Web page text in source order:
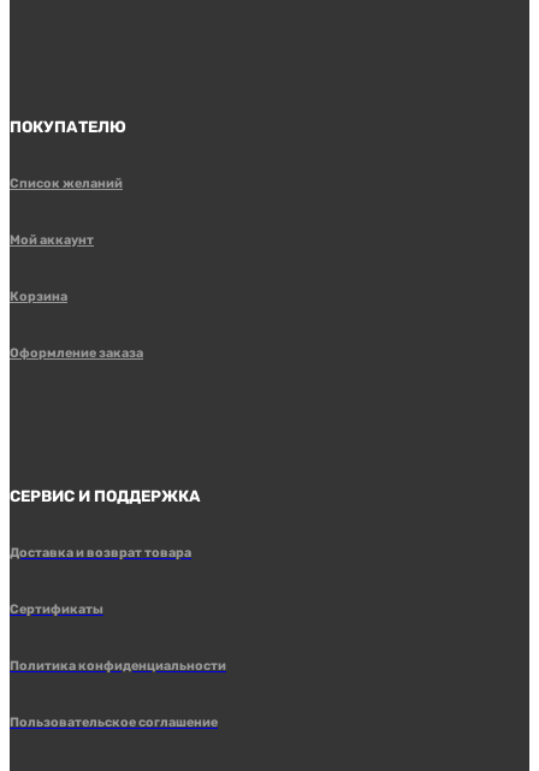
ПОКУПАТЕЛЮ
Список желаний
Мой аккаунт
Корзина
Оформление заказа
СЕРВИС И ПОДДЕРЖКА
Доставка и возврат товара
Сертификаты
Политика конфиденциальности
Пользовательское соглашение